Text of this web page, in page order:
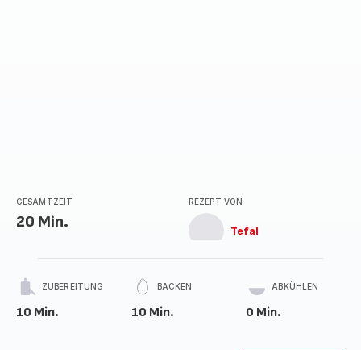
GESAMTZEIT
20 Min.
REZEPT VON
Tefal
ZUBEREITUNG
10 Min.
BACKEN
10 Min.
ABKÜHLEN
0 Min.